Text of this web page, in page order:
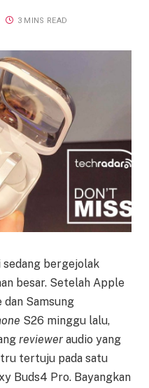
3 MINS READ
bergejolak
besar. Setelah Apple
dan Samsung
S26 minggu lalu,
reviewer audio yang
tertuju pada satu
Buds4 Pro. Bayangkan